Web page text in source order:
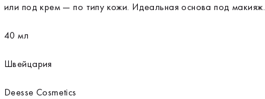
или под крем — по типу кожи. Идеальная основа под макияж.
40 мл
Швейцария
Deesse Cosmetics